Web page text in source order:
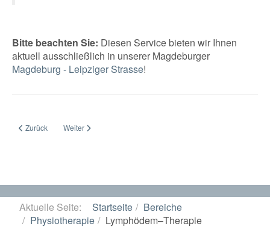
Bitte beachten Sie: Diesen Service bieten wir Ihnen
aktuell ausschließlich in unserer Magdeburger
Magdeburg - Leipziger Strasse!
Vorheriger Beitrag: Wellnessangebote
Zurück Nächster Beitrag: Unsere Angebote
Weiter
Aktuelle Seite: Startseite
Bereiche
Physiotherapie
Lymphödem–Therapie